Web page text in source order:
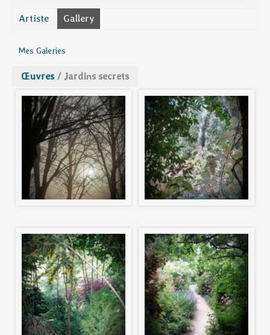
Artiste Gallery
Mes Galeries
Œuvres / Jardins secrets